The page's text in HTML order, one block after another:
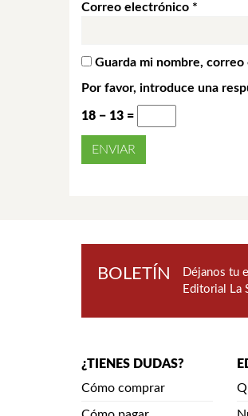
Correo electrónico *
Guarda mi nombre,
Por favor, introduce una
18 − 13 =
BOLETÍN
Déjanos tu
Editorial La
¿TIENES DUDAS?
Cómo comprar